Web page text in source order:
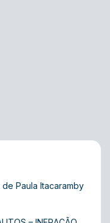
Paula Itacaramby